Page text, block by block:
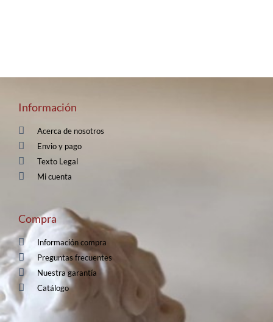
Información
Acerca de nosotros
Envio y pago
Texto Legal
Mi cuenta
Compra
Información compra
Preguntas frecuentes
Nuestra garantía
Catálogo